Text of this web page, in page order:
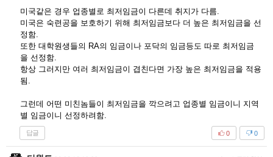
미국같은 경우 업종별로 최저임금이 다른데 취지가 다름.
미국은 숙련공을 보호하기 위해 최저임금보다 더 높은 최저임금을 선
정함.
또한 대학원생들의 RA의 임금이나 포닥의 임금등도 따로 최저임금
을 선정함.
항상 그러지만 여러 최저임금이 겹친다면 가장 높은 최저임금을 적용
됨.
그런데 어떤 미친놈들이 최저임금을 깍으려고 업종별 임금이니 지역
별 임금이니 선정하려함.
답글 0
0